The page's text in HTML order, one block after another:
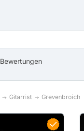
Bewertungen
Gitarrist Grevenbroich